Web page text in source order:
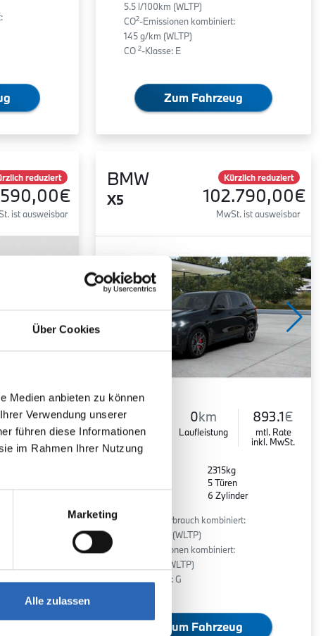
Über Cookies
Medien anbieten zu können
Verwendung unserer
führen diese Informationen
im Rahmen Ihrer Nutzung
Marketing
Alle zulassen
5.5 l/100km (WLTP)
CO2-Emissionen kombiniert:
145 g/km (WLTP)
CO 2-Klasse: E
Zum Fahrzeug
reduziert
ist ausweisbar
948.8€
mtl. Rate
inkl. MwSt.
BMW
X5
Kürzlich reduziert
102.790,00€
MwSt. ist ausweisbar
Diesel
Kraftstoff
0km
Laufleistung
893.1€
mtl. Rate
inkl. MwSt.
2315kg
5 Türen
6 Zylinder
Kraftstoffverbrauch kombiniert:
7.6 l/100km (WLTP)
-Emissionen kombiniert:
200 g/km (WLTP)
CO -Klasse: G
Zum Fahrzeug